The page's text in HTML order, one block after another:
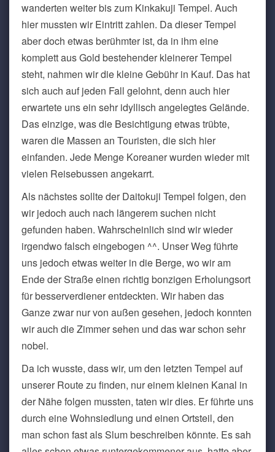
wanderten weiter bis zum Kinkakuji Tempel. Auch
hier mussten wir Eintritt zahlen. Da dieser Tempel
aber doch etwas berühmter ist, da in ihm eine
komplett aus Gold bestehender kleinerer Tempel
steht, nahmen wir die kleine Gebühr in Kauf. Das hat
sich auch auf jeden Fall gelohnt, denn auch hier
erwartete uns ein sehr idyllisch angelegtes Gelände.
Das einzige, was die Besichtigung etwas trübte,
waren die Massen an Touristen, die sich hier
einfanden. Jede Menge Koreaner wurden wieder mit
vielen Reisebussen angekarrt.
Als nächstes sollte der Daitokuji Tempel folgen, den
wir jedoch auch nach längerem suchen nicht
gefunden haben. Wahrscheinlich sind wir wieder
irgendwo falsch eingebogen ^^. Unser Weg führte
uns jedoch etwas weiter in die Berge, wo wir am
Ende der Straße einen richtig bonzigen Erholungsort
für besserverdiener entdeckten. Wir haben das
Ganze zwar nur von außen gesehen, jedoch konnten
wir auch die Zimmer sehen und das war schon sehr
nobel.
Da ich wusste, dass wir, um den letzten Tempel auf
unserer Route zu finden, nur einem kleinen Kanal in
der Nähe folgen mussten, taten wir dies. Er führte uns
durch eine Wohnsiedlung und einen Ortsteil, den
man schon fast als Slum beschreiben könnte. Es sah